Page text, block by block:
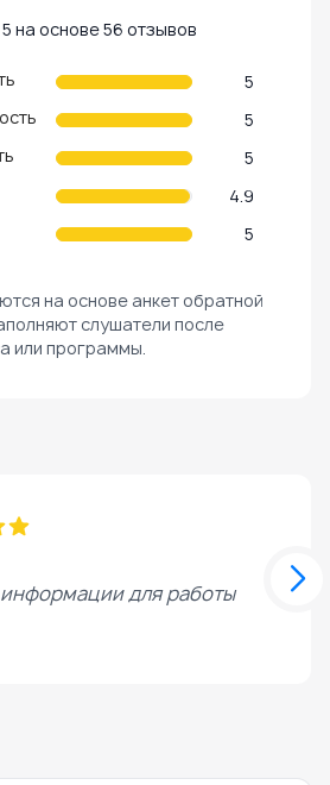
5 на основе 56 отзывов
5
5
5
4.9
5
на основе анкет обратной
слушатели после
или программы.
для работы